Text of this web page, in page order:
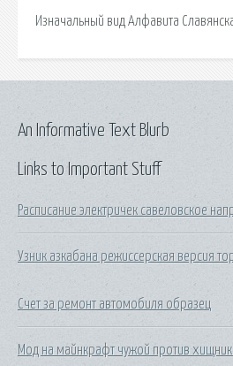
Изначальный вид Алфавита
Links to Important Stuff
Расписание электричек савеловское
Узник азкабана режиссерская версия
Счет за ремонт автомобиля образец
Мод на майнкрафт чужой против
An Informative Text Blurb